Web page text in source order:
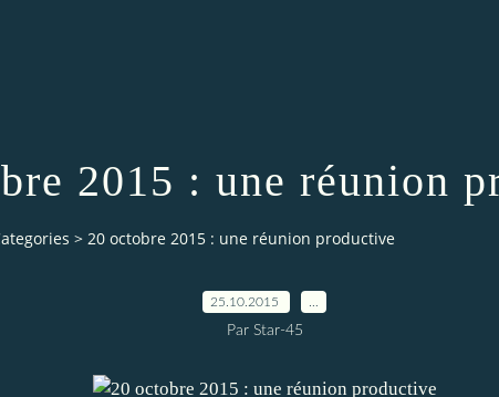
2015 : une réunion
> 20 octobre 2015 : une réunion productive
25.10.2015
Par Star-45